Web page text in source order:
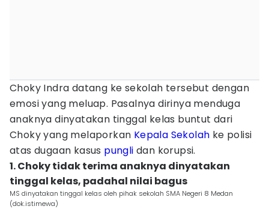
Choky Indra datang ke sekolah tersebut dengan
emosi yang meluap. Pasalnya dirinya menduga
anaknya dinyatakan tinggal kelas buntut dari
Choky yang melaporkan Kepala Sekolah ke polisi
atas dugaan kasus pungli dan korupsi.
1. Choky tidak terima anaknya dinyatakan
tinggal kelas, padahal nilai bagus
MS dinyatakan tinggal kelas oleh pihak sekolah SMA Negeri 8 Medan
(dok.istimewa)